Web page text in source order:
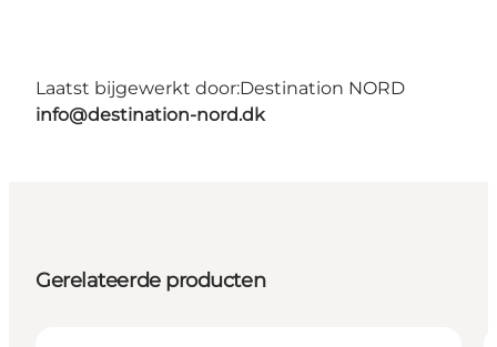
Laatst bijgewerkt door:Destination NORD
info@destination-nord.dk
Gerelateerde producten